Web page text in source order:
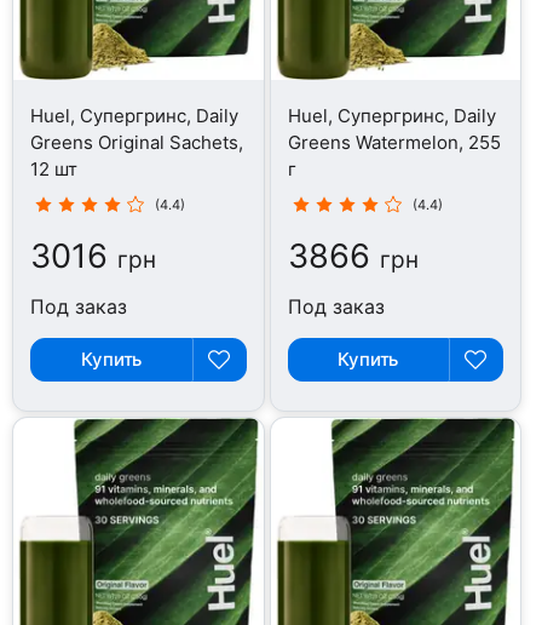
Huel, Супергринс, Daily
Greens Original Sachets,
12 шт
(4.4)
3016 грн
Под заказ
Купить
Huel, Супергринс, Daily
Greens Watermelon, 255
г
(4.4)
3866 грн
Под заказ
Купить